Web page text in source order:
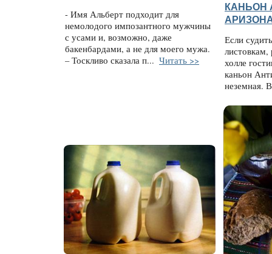
- Имя Альберт подходит для
немолодого импозантного мужчины
с усами и, возможно, даже
бакенбардами, а не для моего мужа.
– Тоскливо сказала п... Читать >>
КАНЬОН
Если
холле
каньон
неземная.